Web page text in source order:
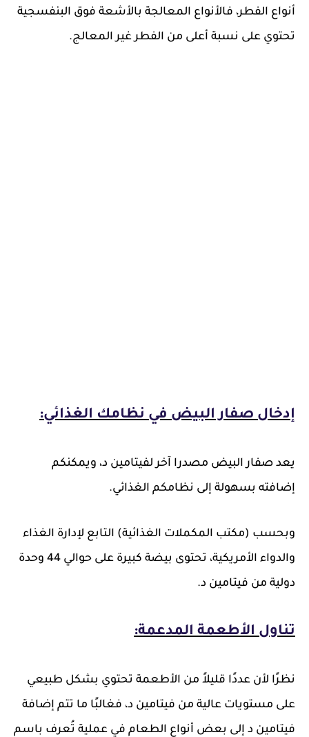
أنواع الفطر، فالأنواع المعالجة بالأشعة فوق البنفسجية
تحتوي على نسبة أعلى من الفطر غير المعالج.
إدخال صفار البيض في نظامك الغذائي:
يعد صفار البيض مصدرا آخر لفيتامين د، ويمكنكم
إضافته بسهولة إلى نظامكم الغذائي.
وبحسب (مكتب المكملات الغذائية) التابع لإدارة الغذاء
والدواء الأمريكية، تحتوى بيضة كبيرة على حوالي 44 وحدة
دولية من فيتامين د.
تناول الأطعمة المدعمة:
نظرًا لأن عددًا قليلاً من الأطعمة تحتوي بشكل طبيعي
على مستويات عالية من فيتامين د، فغالبًا ما تتم إضافة
فيتامين د إلى بعض أنواع الطعام في عملية تُعرف باسم